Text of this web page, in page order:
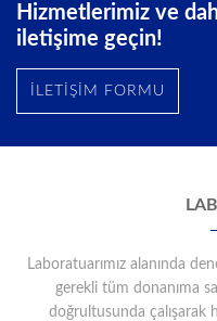
Hizmetlerimiz ve
iletişime geçin!
İLETİŞİM FORMU
Laboratuarımız alanında
gerekli tüm donanıma
doğrultusunda çalışarak